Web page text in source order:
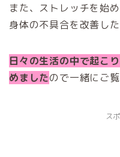
また、ストレッチを始
身体の不具合を改善し
日々の生活の中で起こ
めましたので一緒にご覧
ス